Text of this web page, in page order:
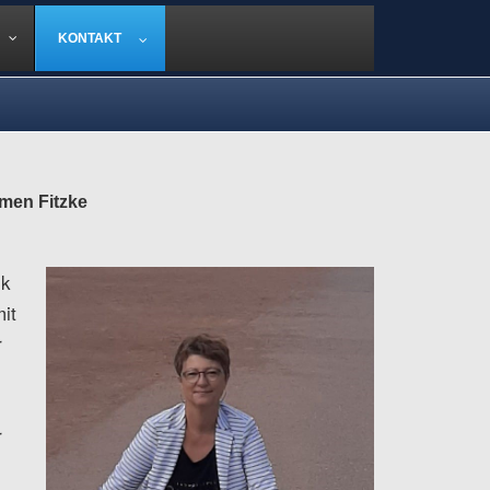
KONTAKT
Fitzke